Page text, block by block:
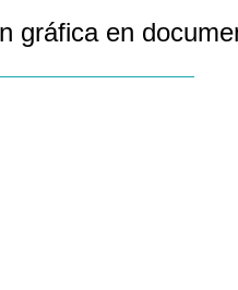
gráfica en